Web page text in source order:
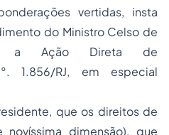
vertidas, insta
do Ministro Celso de
a Ação Direta de
1.856/RJ, em especial
que os direitos de
dimensão), que